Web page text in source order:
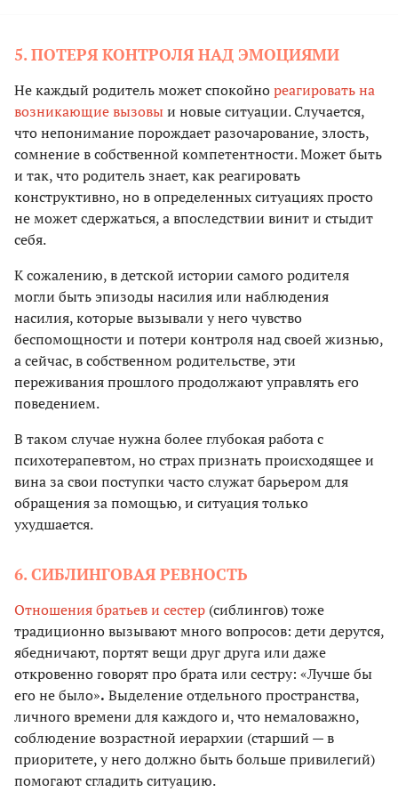
5. ПОТЕРЯ КОНТРОЛЯ НАД ЭМОЦИЯМИ
Не каждый родитель может спокойнореагировать на
возникающие вызовыи новые ситуации. Случается,
что непонимание порождает разочарование, злость,
сомнение в собственной компетентности. Может быть
и так, что родитель знает, как реагировать
конструктивно, но в определенных ситуациях просто
не может сдержаться, а впоследствии винит и стыдит
себя.
К сожалению, в детской истории самого родителя
могли быть эпизоды насилия или наблюдения
насилия, которые вызывали у него чувство
беспомощности и потери контроля над своей жизнью,
а сейчас, в собственном родительстве, эти
переживания прошлого продолжают управлять его
поведением.
В таком случае нужна более глубокая работа с
психотерапевтом, но страх признать происходящее и
вина за свои поступки часто служат барьером для
обращения за помощью, и ситуация только
ухудшается.
6. СИБЛИНГОВАЯ РЕВНОСТЬ
Отношения братьев и сестер (сиблингов) тоже
традиционно вызывают много вопросов: дети дерутся,
ябедничают, портят вещи друг друга или даже
откровенно говорят про брата или сестру: «Лучше бы
его не было». Выделение отдельного пространства,
личного времени для каждого и, что немаловажно,
соблюдение возрастной иерархии (старший — в
приоритете, у него должно быть больше привилегий)
помогают сгладить ситуацию.